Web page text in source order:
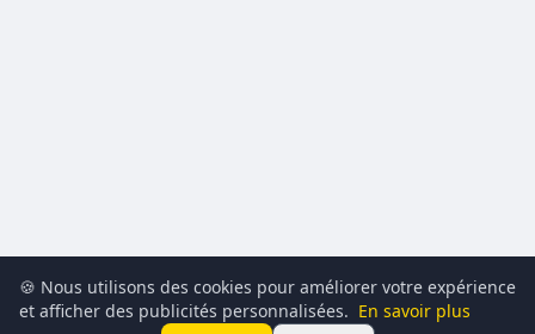
🍪 Nous utilisons des cookies pour améliorer votre expérience
et afficher des publicités personnalisées. En savoir plus